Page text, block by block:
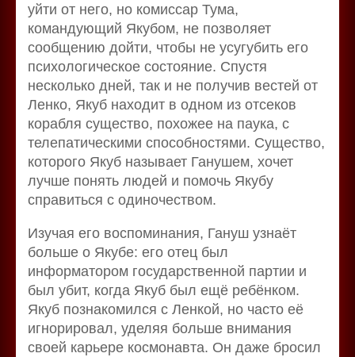
уйти от него, но комиссар Тума,
командующий Якубом, не позволяет
сообщению дойти, чтобы не усугубить его
психологическое состояние. Спустя
несколько дней, так и не получив вестей от
Ленко, Якуб находит в одном из отсеков
корабля существо, похожее на паука, с
телепатическими способностями. Существо,
которого Якуб называет Ганушем, хочет
лучше понять людей и помочь Якубу
справиться с одиночеством.
Изучая его воспоминания, Гануш узнаёт
больше о Якубе: его отец был
информатором государственной партии и
был убит, когда Якуб был ещё ребёнком.
Якуб познакомился с Ленкой, но часто её
игнорировал, уделяя больше внимания
своей карьере космонавта. Он даже бросил